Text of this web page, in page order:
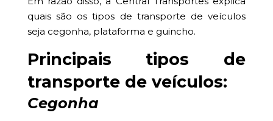
quais são os tipos de transporte de veículos
seja cegonha, plataforma e guincho.
Principais tipos de
transporte de veículos:
Cegonha